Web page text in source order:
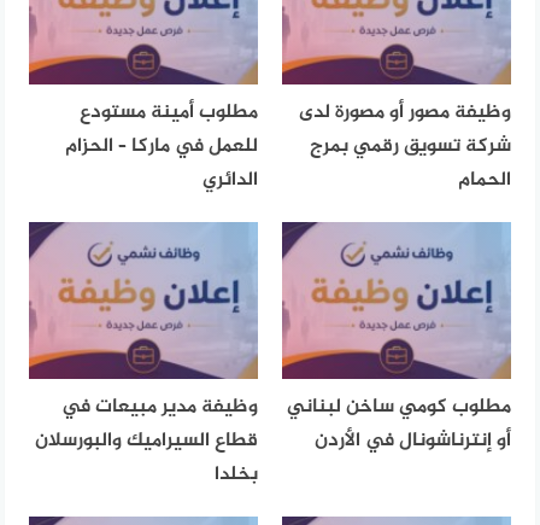
وظيفة مصور أو مصورة لدى
شركة تسويق رقمي بمرج
الحمام
مطلوب أمينة مستودع
للعمل في ماركا – الحزام
الدائري
مطلوب كومي ساخن لبناني
أو إنترناشونال في الأردن
وظيفة مدير مبيعات في
قطاع السيراميك والبورسلان
بخلدا